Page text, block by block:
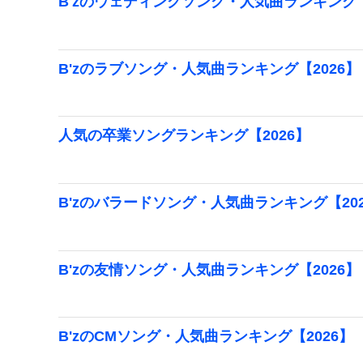
B'zのラブソング・人気曲ランキング【2026】
人気の卒業ソングランキング【2026】
B'zのバラードソング・人気曲ランキング【
B'zの友情ソング・人気曲ランキング【2026】
B'zのCMソング・人気曲ランキング【2026】